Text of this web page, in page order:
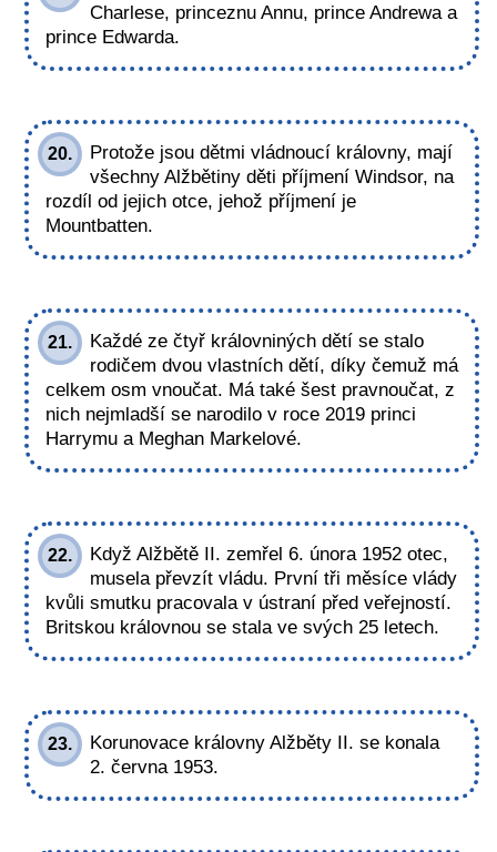
Charlese, princeznu Annu, prince Andrewa a
prince Edwarda.
20.
Protože jsou dětmi vládnoucí královny, mají
všechny Alžbětiny děti příjmení Windsor, na
rozdíl od jejich otce, jehož příjmení je
Mountbatten.
21.
Každé ze čtyř královniných dětí se stalo
rodičem dvou vlastních dětí, díky čemuž má
celkem osm vnoučat. Má také šest pravnoučat, z
nich nejmladší se narodilo v roce 2019 princi
Harrymu a Meghan Markelové.
22.
Když Alžbětě II. zemřel 6. února 1952 otec,
musela převzít vládu. První tři měsíce vlády
kvůli smutku pracovala v ústraní před veřejností.
Britskou královnou se stala ve svých 25 letech.
23.
Korunovace královny Alžběty II. se konala
2. června 1953.